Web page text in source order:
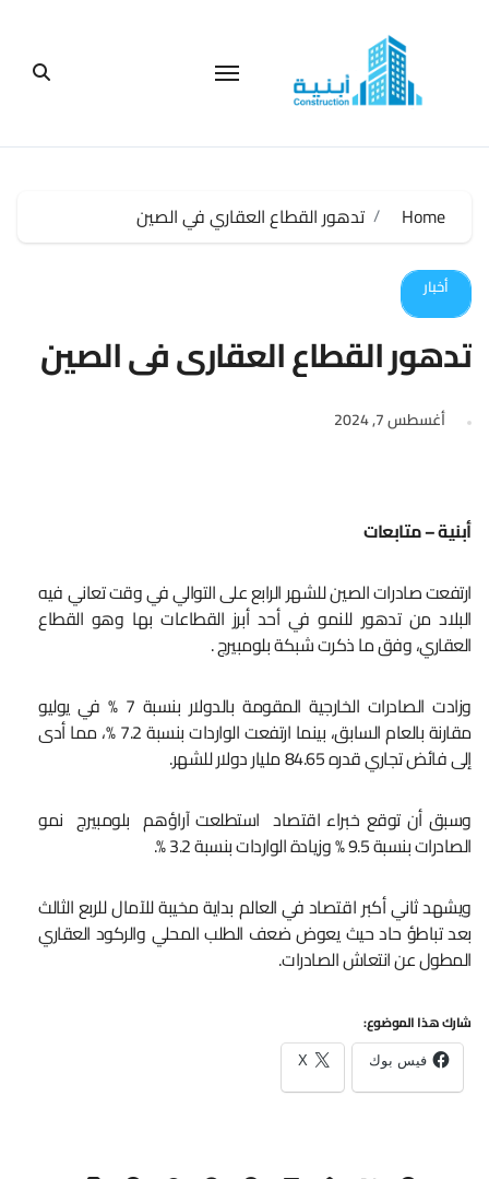
Home تدهور القطاع العقاري في الصين
أخبار
تدهور القطاع العقاري في الصين
أغسطس 7, 2024
أبنية – متابعات
ارتفعت صادرات الصين للشهر الرابع على التوالي في وقت تعاني فيه
البلاد من تدهور للنمو في أحد أبرز القطاعات بها وهو القطاع
العقاري، وفق ما ذكرت شبكة بلومبيرج .
وزادت الصادرات الخارجية المقومة بالدولار بنسبة 7 % في يوليو
مقارنة بالعام السابق، بينما ارتفعت الواردات بنسبة 7.2 %، مما أدى
إلى فائض تجاري قدره 84.65 مليار دولار للشهر.
وسبق أن توقع خبراء اقتصاد استطلعت آراؤهم بلومبيرج نمو
الصادرات بنسبة 9.5 % وزيادة الواردات بنسبة 3.2 %.
ويشهد ثاني أكبر اقتصاد في العالم بداية مخيبة للآمال للربع الثالث
بعد تباطؤ حاد حيث يعوض ضعف الطلب المحلي والركود العقاري
المطول عن انتعاش الصادرات.
شارك هذا الموضوع:
فيس بوك X